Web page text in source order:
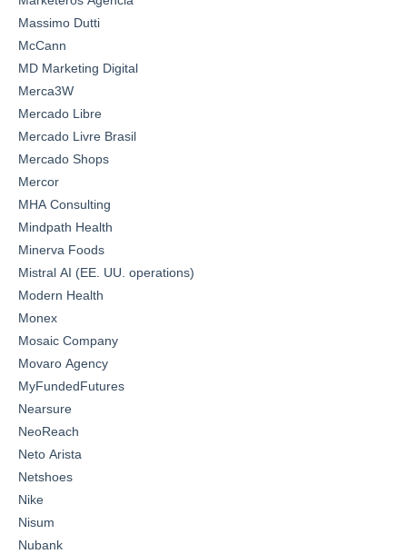
Massimo Dutti
McCann
MD Marketing Digital
Merca3W
Mercado Libre
Mercado Livre Brasil
Mercado Shops
Mercor
MHA Consulting
Mindpath Health
Minerva Foods
Mistral AI (EE. UU. operations)
Modern Health
Monex
Mosaic Company
Movaro Agency
MyFundedFutures
Nearsure
NeoReach
Neto Arista
Netshoes
Nike
Nisum
Nubank